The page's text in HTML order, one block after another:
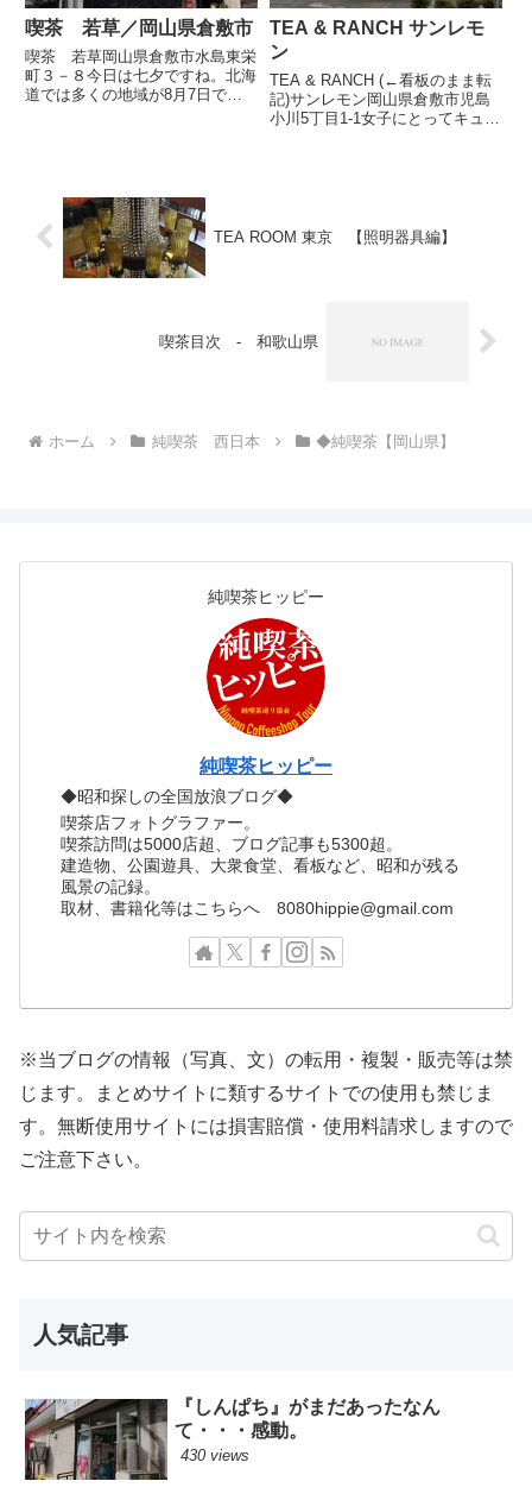
喫茶 若草／岡山県倉敷市
喫茶 若草岡山県倉敷市水島東栄
町３－８今日は七夕ですね。北海
道では多くの地域が8月7日です
TEA & RANCH サンレモ
ン
TEA & RANCH (←看板のまま転
記)サンレモン岡山県倉敷市児島
小川5丁目1-1女子にとってキュン
TEA ROOM 東京 【照明器具編】
喫茶目次 - 和歌山県
ホーム 純喫茶 西日本 ◆純喫茶【岡山県】
純喫茶ヒッピー
純喫茶ヒッピー
◆昭和探しの全国放浪ブログ◆
喫茶店フォトグラファー。
喫茶訪問は5000店超、ブログ記事も5300超。
建造物、公園遊具、大衆食堂、看板など、昭和が残る
風景の記録。
取材、書籍化等はこちらへ 8080hippie@gmail.com
※当ブログの情報（写真、文）の転用・複製・販売等は禁
じます。まとめサイトに類するサイトでの使用も禁じま
す。無断使用サイトには損害賠償・使用料請求しますので
ご注意下さい。
人気記事
『しんぱち』がまだあったなん
て・・・感動。
430 views